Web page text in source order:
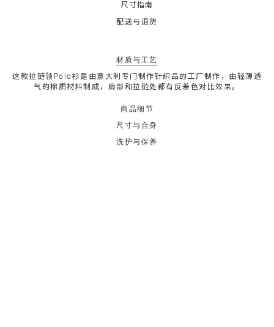
尺寸指南
配送与退货
材质与工艺
这款拉链领Polo衫是由意大利专门制作针织品的工厂制作，由轻薄透
气的棉质材料制成，肩部和拉链处都有反差色对比效果。
商品细节
尺寸与合身
洗护与保养